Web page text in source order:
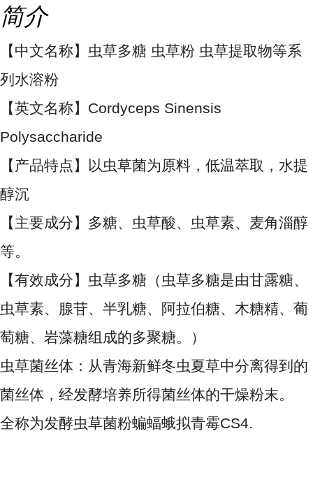
简介
【中文名称】虫草多糖 虫草粉 虫草提取物等系
列水溶粉
【英文名称】Cordyceps Sinensis
Polysaccharide
【产品特点】以虫草菌为原料，低温萃取，水提
醇沉
【主要成分】多糖、虫草酸、虫草素、麦角淄醇
等。
【有效成分】虫草多糖（虫草多糖是由甘露糖、
虫草素、腺苷、半乳糖、阿拉伯糖、木糖精、葡
萄糖、岩藻糖组成的多聚糖。）
虫草菌丝体：从青海新鲜冬虫夏草中分离得到的
菌丝体，经发酵培养所得菌丝体的干燥粉末。
全称为发酵虫草菌粉蝙蝠蛾拟青霉CS4.